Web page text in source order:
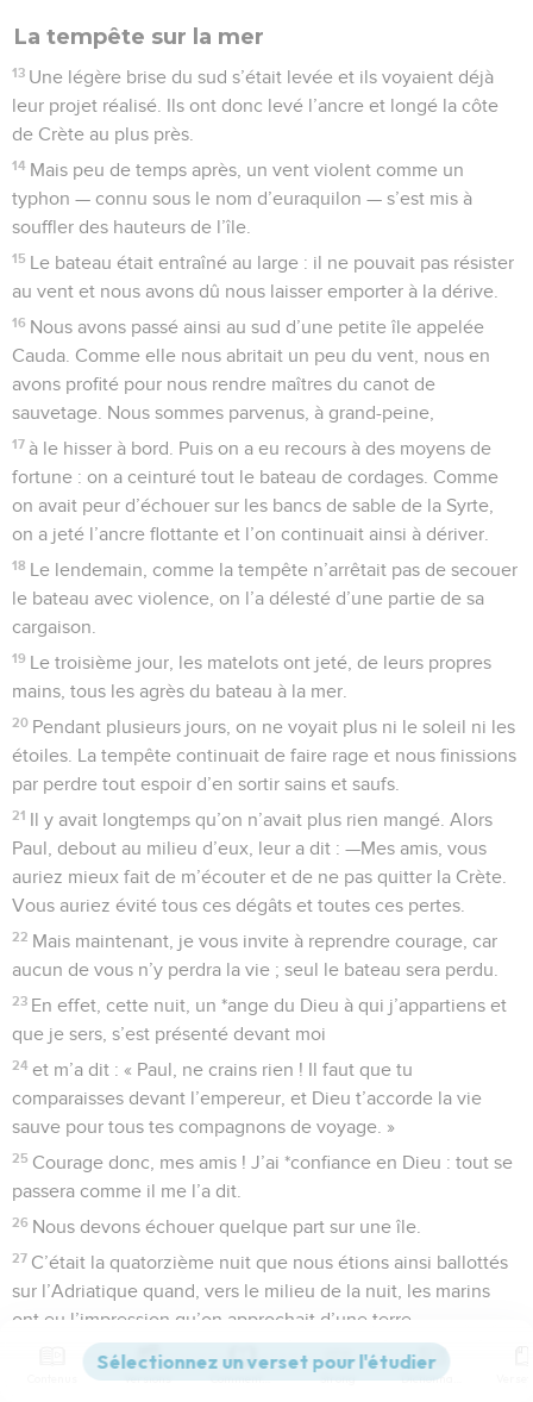
La tempête sur la mer
13 Une légère brise du sud s’était levée et ils voyaient déjà
leur projet réalisé. Ils ont donc levé l’ancre et longé la côte
de Crète au plus près.
14 Mais peu de temps après, un vent violent comme un
typhon — connu sous le nom d’euraquilon — s’est mis à
souffler des hauteurs de l’île.
15 Le bateau était entraîné au large : il ne pouvait pas résister
au vent et nous avons dû nous laisser emporter à la dérive.
16 Nous avons passé ainsi au sud d’une petite île appelée
Cauda. Comme elle nous abritait un peu du vent, nous en
avons profité pour nous rendre maîtres du canot de
sauvetage. Nous sommes parvenus, à grand-peine,
17 à le hisser à bord. Puis on a eu recours à des moyens de
fortune : on a ceinturé tout le bateau de cordages. Comme
on avait peur d’échouer sur les bancs de sable de la Syrte,
on a jeté l’ancre flottante et l’on continuait ainsi à dériver.
18 Le lendemain, comme la tempête n’arrêtait pas de secouer
le bateau avec violence, on l’a délesté d’une partie de sa
cargaison.
19 Le troisième jour, les matelots ont jeté, de leurs propres
mains, tous les agrès du bateau à la mer.
20 Pendant plusieurs jours, on ne voyait plus ni le soleil ni les
étoiles. La tempête continuait de faire rage et nous finissions
par perdre tout espoir d’en sortir sains et saufs.
21 Il y avait longtemps qu’on n’avait plus rien mangé. Alors
Paul, debout au milieu d’eux, leur a dit : —Mes amis, vous
auriez mieux fait de m’écouter et de ne pas quitter la Crète.
Vous auriez évité tous ces dégâts et toutes ces pertes.
22 Mais maintenant, je vous invite à reprendre courage, car
aucun de vous n’y perdra la vie ; seul le bateau sera perdu.
23 En effet, cette nuit, un *ange du Dieu à qui j’appartiens et
que je sers, s’est présenté devant moi
24 et m’a dit : « Paul, ne crains rien ! Il faut que tu
comparaisses devant l’empereur, et Dieu t’accorde la vie
sauve pour tous tes compagnons de voyage. »
25 Courage donc, mes amis ! J’ai *confiance en Dieu : tout se
passera comme il me l’a dit.
26 Nous devons échouer quelque part sur une île.
27 C’était la quatorzième nuit que nous étions ainsi ballottés
sur l’Adriatique quand, vers le milieu de la nuit, les marins
ont eu l’impression qu’on approchait d’une terre.
Ils ont jeté la sonde et ont découvert que le fond était à
trente-sept mètres. Un peu plus loin, ils ont recommencé et
Versions Commentaires Strong